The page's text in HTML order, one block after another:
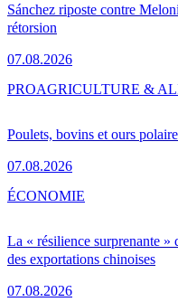
Sánchez riposte contre
rétorsion
07.08.2026
Poulets, bovins et ours
07.08.2026
PROAGRICULTURE &
La « résilience surprenante »
des exportations chinoises
07.08.2026
ÉCONOMIE